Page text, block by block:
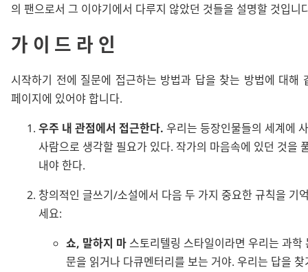
의 팬으로서 그 이야기에서 다루지 않았던 것들을 설명할 것입니
가이드라인
시작하기 전에 질문에 접근하는 방법과 답을 찾는 방법에 대해
페이지에 있어야 합니다.
우주 내 관점에서 접근한다. 우리는 등장인물들의 세계에
사람으로 생각할 필요가 있다. 작가의 마음속에 있던 것을
내야 한다.
창의적인 글쓰기/소설에서 다음 두 가지 중요한 규칙을 기
세요:
쇼, 말하지 마스토리텔링 스타일이라면 우리는 과학
문을 읽거나 다큐멘터리를 보는 거야. 우리는 답을 찾